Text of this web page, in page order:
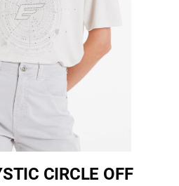
CIRCLE OFF